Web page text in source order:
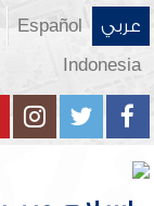
عربي Español
Indonesia